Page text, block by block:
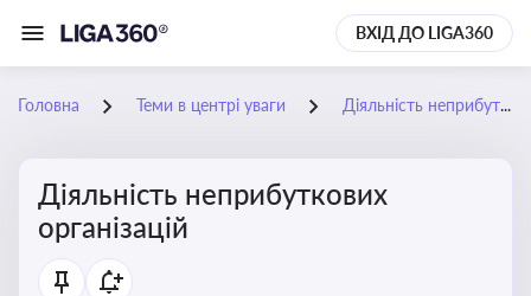
ВХІД ДО LIGA360
Головна Теми в центрі уваги Діяльність неприбуткових організацій
Діяльність неприбуткових
організацій